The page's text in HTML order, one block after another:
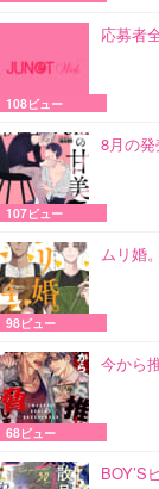
応募者
108ビュー
8月の
107ビュー
ムリ婚
98ビュー
今から
68ビュー
BOY’S